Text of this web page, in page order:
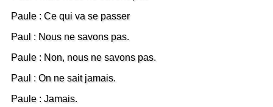
Paule : Ce qui va se passer
Paul : Nous ne savons pas.
Paule : Non, nous ne savons pas.
Paul : On ne sait jamais.
Paule : Jamais.